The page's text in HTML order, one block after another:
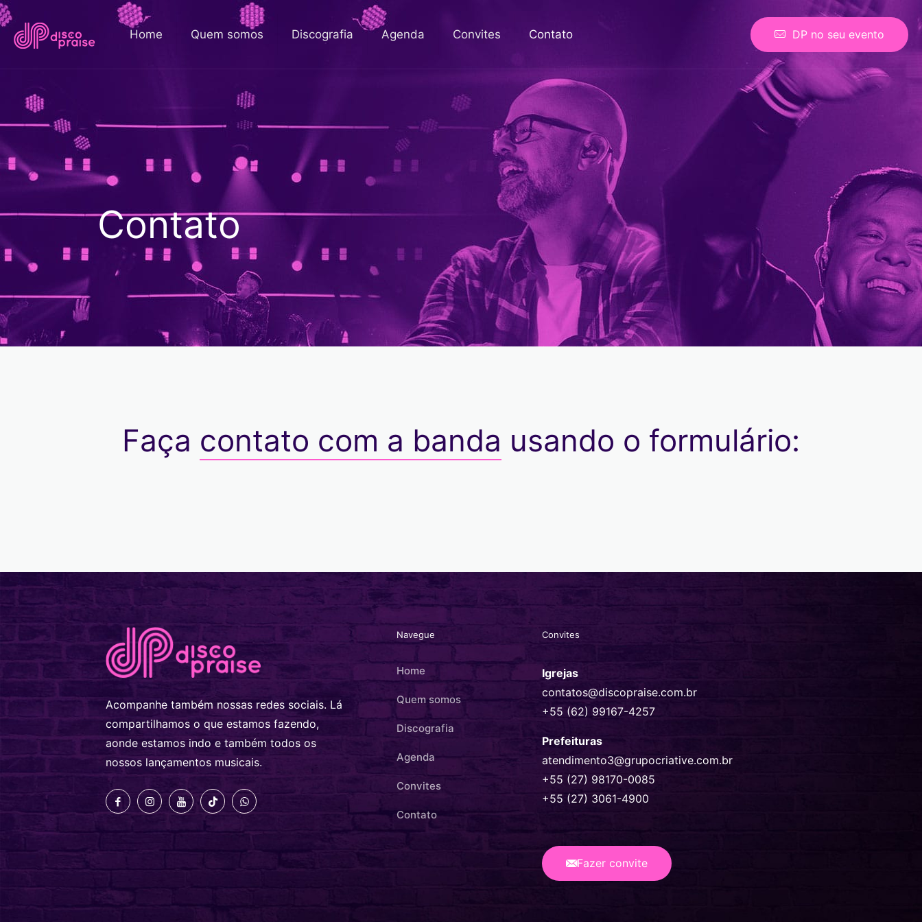
Home Quem somos Discografia Agenda Convites Contato DP no seu evento
Contato
Faça contato com a banda usando o formulário:
Acompanhe também nossas redes sociais. Lá
compartilhamos o que estamos fazendo,
aonde estamos indo e também todos os
nossos lançamentos musicais.
Navegue
Home
Quem somos
Discografia
Agenda
Convites
Contato
Convites
Igrejas
contatos@discopraise.com.br
+55 (62) 99167-4257‬
Prefeituras
atendimento3@grupocriative.com.br
+55 (27) 98170-0085
+55 (27) 3061-4900
Fazer convite